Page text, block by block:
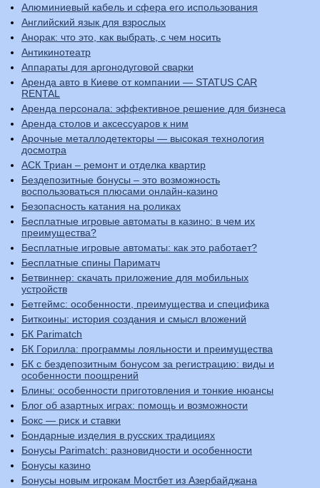
Алюминиевый кабель и сфера его использования
Английский язык для взрослых
Анорак: что это, как выбрать, с чем носить
Антикинотеатр
Аппараты для аргонодуговой сварки
Аренда авто в Киеве от компании — STATUS CAR
RENTAL
Аренда персонала: эффективное решение для бизнеса
Аренда столов и аксессуаров к ним
Арочные металлодетекторы — высокая технология
досмотра
АСК Триан – ремонт и отделка квартир
Бездепозитные бонусы – это возможность
воспользоваться плюсами онлайн-казино
Безопасность катания на роликах
Бесплатные игровые автоматы в казино: в чем их
преимущества?
Бесплатные игровые автоматы: как это работает?
Бесплатные спины Париматч
Бетвиннер: скачать приложение для мобильных
устройств
Бетгеймс: особенности, преимущества и специфика
Биткоины: история создания и смысл вложений
БК Parimatch
БК Горилла: программы лояльности и преимущества
БК с бездепозитным бонусом за регистрацию: виды и
особенности поощрений
Блины: особенности приготовления и тонкие нюансы
Блог об азартных играх: помощь и возможности
Бокс — риск и ставки
Бондарные изделия в русских традициях
Бонусы Parimatch: разновидности и особенности
Бонусы казино
Бонусы новым игрокам Мостбет из Азербайджана